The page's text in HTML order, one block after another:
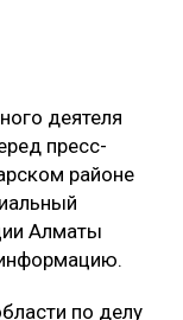
деятеля
пресс-
районе
Алматы
по делу